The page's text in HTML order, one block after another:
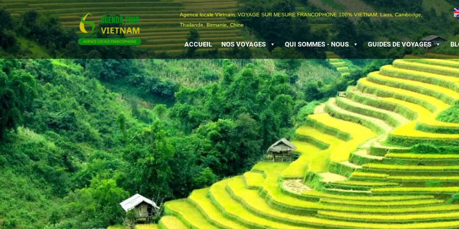
Passer
au
contenu
Agence locale Vietnam, VOYAGE SUR MESURE FRANCOPHONE 100% VIETNAM, Laos, Cambodge,
Thailande, Birmanie, Chine
ACCUEIL NOS VOYAGES QUI SOMMES - NOUS GUIDES DE VOYAGES